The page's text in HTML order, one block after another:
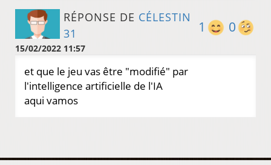
0
1
RÉPONSE DE CÉLESTIN
31
15/02/2022 11:57
et que le jeu vas être "modifié" par
l'intelligence artificielle de l'IA
aqui vamos